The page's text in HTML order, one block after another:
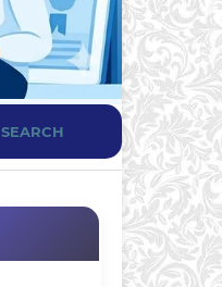
SEARCH